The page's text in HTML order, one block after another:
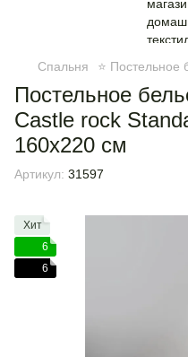
Спальня ⭐ Постельное
Постельное
Castle rock
160х220 см
Артикул: 31597
Хит
6
6